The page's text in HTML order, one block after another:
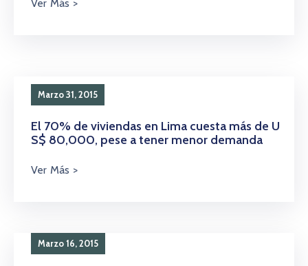
Marzo 31, 2015
El 70% de viviendas en Lima cuesta más de U
S$ 80,000, pese a tener menor demanda
Marzo 16, 2015